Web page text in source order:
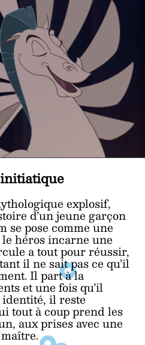
explosif,
d’un jeune garçon
se pose comme une
héros incarne une
a tout pour réussir,
il ne sait pas ce qu’il
Il part à la
et une fois qu’il
il reste
tout à coup prend les
aux prises avec une